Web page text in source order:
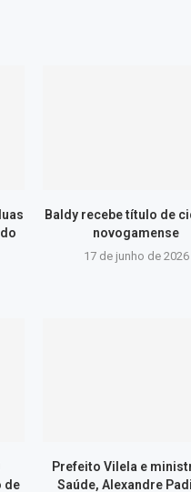
Baldy recebe título de
novogamense
17 de junho de 2026
de
Prefeito Vilela e
Saúde, Alexandre